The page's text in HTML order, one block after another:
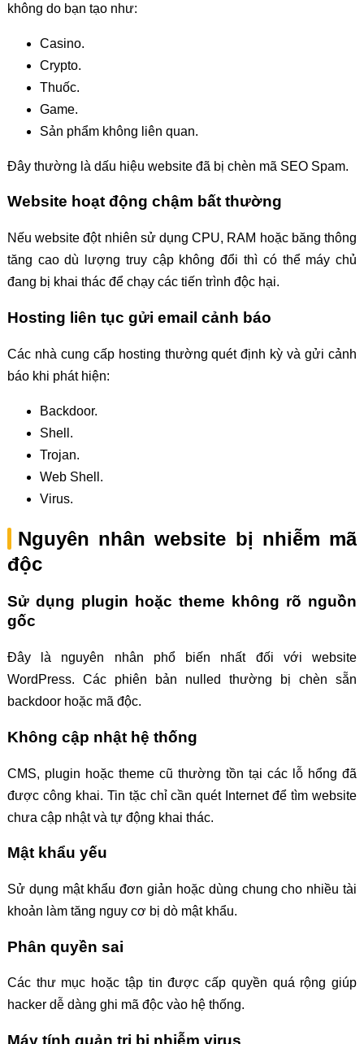
không do bạn tạo như:
Casino.
Crypto.
Thuốc.
Game.
Sản phẩm không liên quan.
Đây thường là dấu hiệu website đã bị chèn mã SEO Spam.
Website hoạt động chậm bất thường
Nếu website đột nhiên sử dụng CPU, RAM hoặc băng thông
tăng cao dù lượng truy cập không đổi thì có thể máy chủ
đang bị khai thác để chạy các tiến trình độc hại.
Hosting liên tục gửi email cảnh báo
Các nhà cung cấp hosting thường quét định kỳ và gửi cảnh
báo khi phát hiện:
Backdoor.
Shell.
Trojan.
Web Shell.
Virus.
Nguyên nhân website bị nhiễm mã
độc
Sử dụng plugin hoặc theme không rõ nguồn
gốc
Đây là nguyên nhân phổ biến nhất đối với website
WordPress. Các phiên bản nulled thường bị chèn sẵn
backdoor hoặc mã độc.
Không cập nhật hệ thống
CMS, plugin hoặc theme cũ thường tồn tại các lỗ hổng đã
được công khai. Tin tặc chỉ cần quét Internet để tìm website
chưa cập nhật và tự động khai thác.
Mật khẩu yếu
Sử dụng mật khẩu đơn giản hoặc dùng chung cho nhiều tài
khoản làm tăng nguy cơ bị dò mật khẩu.
Phân quyền sai
Các thư mục hoặc tập tin được cấp quyền quá rộng giúp
hacker dễ dàng ghi mã độc vào hệ thống.
Máy tính quản trị bị nhiễm virus